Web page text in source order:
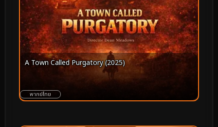
A Town Called Purgatory (2025)
พากย์ไทย